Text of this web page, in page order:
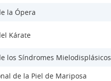
la Ópera
Kárate
los Síndromes Mielodisplásicos
de la Piel de Mariposa